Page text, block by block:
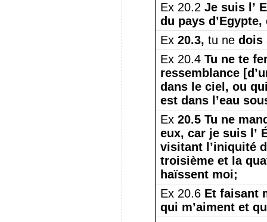
Ex 20.2 Je suis l’
du pays
Ex 20.3, tu ne dois
Ex 20.4 Tu ne te
ressemblance
dans le ciel, ou
est dans l’eau
Ex 20.5 Tu ne
eux, car je suis l’
visitant l’iniquité
troisième et la
haïssent moi;
Ex 20.6 Et faisant
qui m’aiment et